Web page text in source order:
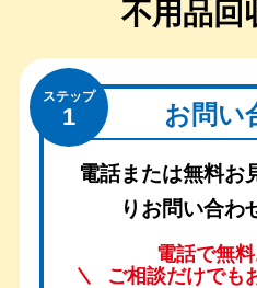
不用品回
ステップ
1 お問い
電話または無料お
りお問い合わ
電話で無
ご相談だけでも